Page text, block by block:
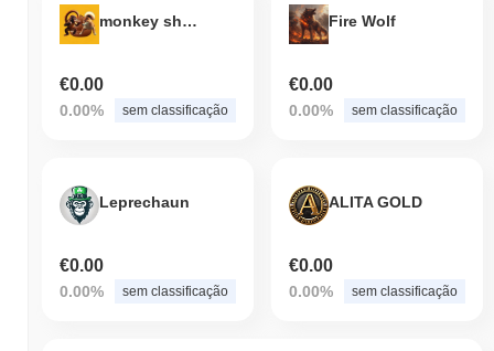
monkey shit inu
€0.00
0.00% sem classificação
Fire Wolf
€0.00
0.00% sem classificação
Leprechaun
€0.00
0.00% sem classificação
ALITA GOLD
€0.00
0.00% sem classificação